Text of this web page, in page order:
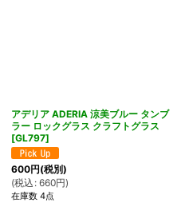
アデリア ADERIA 涼美ブルー タンブ
ラー ロックグラス クラフトグラス
[GL797]
600円(税別)
(税込 : 660円)
在庫数 4点